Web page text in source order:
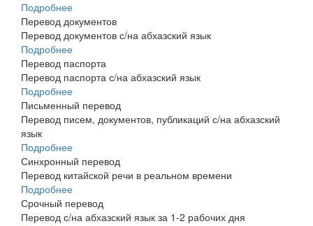
Подробнее
Перевод документов
Перевод документов с/на абхазский язык
Подробнее
Перевод паспорта
Перевод паспорта с/на абхазский язык
Подробнее
Письменный перевод
Перевод писем, документов, публикаций с/на абхазский
язык
Подробнее
Синхронный перевод
Перевод китайской речи в реальном времени
Подробнее
Срочный перевод
Перевод с/на абхазский язык за 1-2 рабочих дня